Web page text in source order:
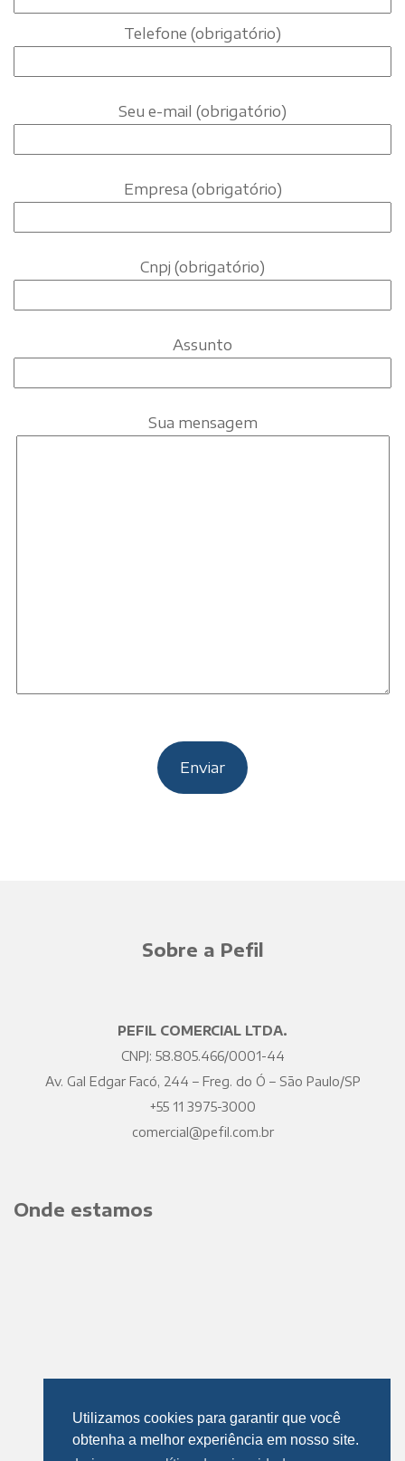
Telefone (obrigatório)
Seu e-mail (obrigatório)
Empresa (obrigatório)
Cnpj (obrigatório)
Assunto
Sua mensagem
Sobre a Pefil
PEFIL COMERCIAL LTDA.
CNPJ: 58.805.466/0001-44
Av. Gal Edgar Facó, 244 – Freg. do Ó – São Paulo/SP
+55 11 3975-3000
comercial@pefil.com.br
Onde estamos
Utilizamos cookies para garantir que você
obtenha a melhor experiência em nosso site.